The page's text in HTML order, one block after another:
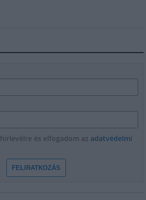
és elfogadom az adatvédelmi
FELIRATKOZÁS